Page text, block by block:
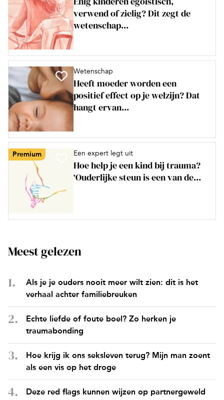
verwend of zielig? Dit zegt de
wetenschap...
Wetenschap
Heeft moeder worden een
positief effect op je welzijn? Dat
hangt ervan...
Premium Een expert legt uit
Hoe help je een kind bij trauma?
‘Ouderlijke steun is een van de...
Meest gelezen
Als je je ouders nooit meer wilt zien: dit is het
verhaal achter familiebreuken
Echte liefde of foute boel? Zo herken je
traumabonding
Hoe krijg ik ons seksleven terug? Mijn man zoent
als een vis op het droge
Deze red flags kunnen wijzen op partnergeweld